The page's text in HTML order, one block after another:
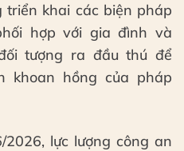
khai các biện pháp
hợp với gia đình và
tượng ra đầu thú để
khoan hồng của pháp
lực lượng công an